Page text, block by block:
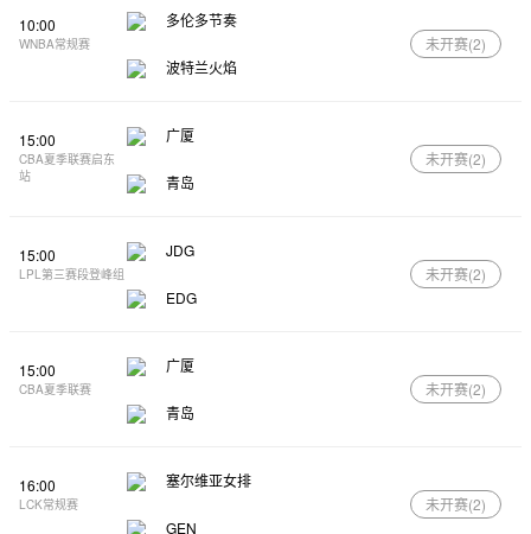
10:00
WNBA常规赛
多伦多节奏
波特兰火焰
未开赛(2)
15:00
CBA夏季联赛启东
站
广厦
青岛
未开赛(2)
15:00
LPL第三赛段登峰组
JDG
EDG
未开赛(2)
15:00
CBA夏季联赛
广厦
青岛
未开赛(2)
16:00
LCK常规赛
塞尔维亚女排
GEN
未开赛(2)